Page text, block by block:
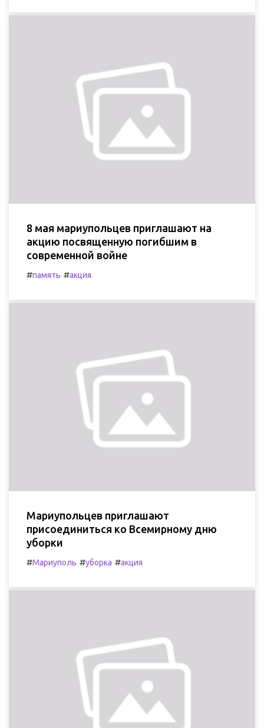
8 мая мариупольцев приглашают на
акцию посвященную погибшим в
современной войне
#память #акция
Мариупольцев приглашают
присоединиться ко Всемирному дню
уборки
#Мариуполь #уборка #акция